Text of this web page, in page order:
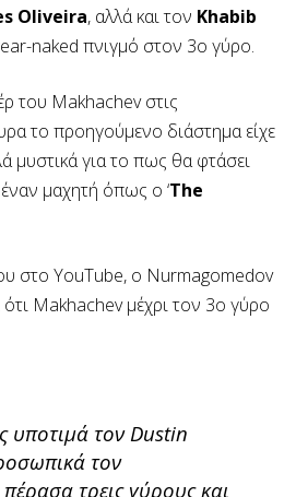
Oliveira, αλλά και τον Khabib
naked πνιγμό στον 3ο γύρο.
του Makhachev στις
το προηγούμενο διάστημα είχε
μυστικά για το πως θα φτάσει
μαχητή όπως ο ‘The
στο YouTube, ο Nurmagomedov
ότι Makhachev μέχρι τον 3ο γύρο
υποτιμά τον Dustin
τον
τρεις γύρους και